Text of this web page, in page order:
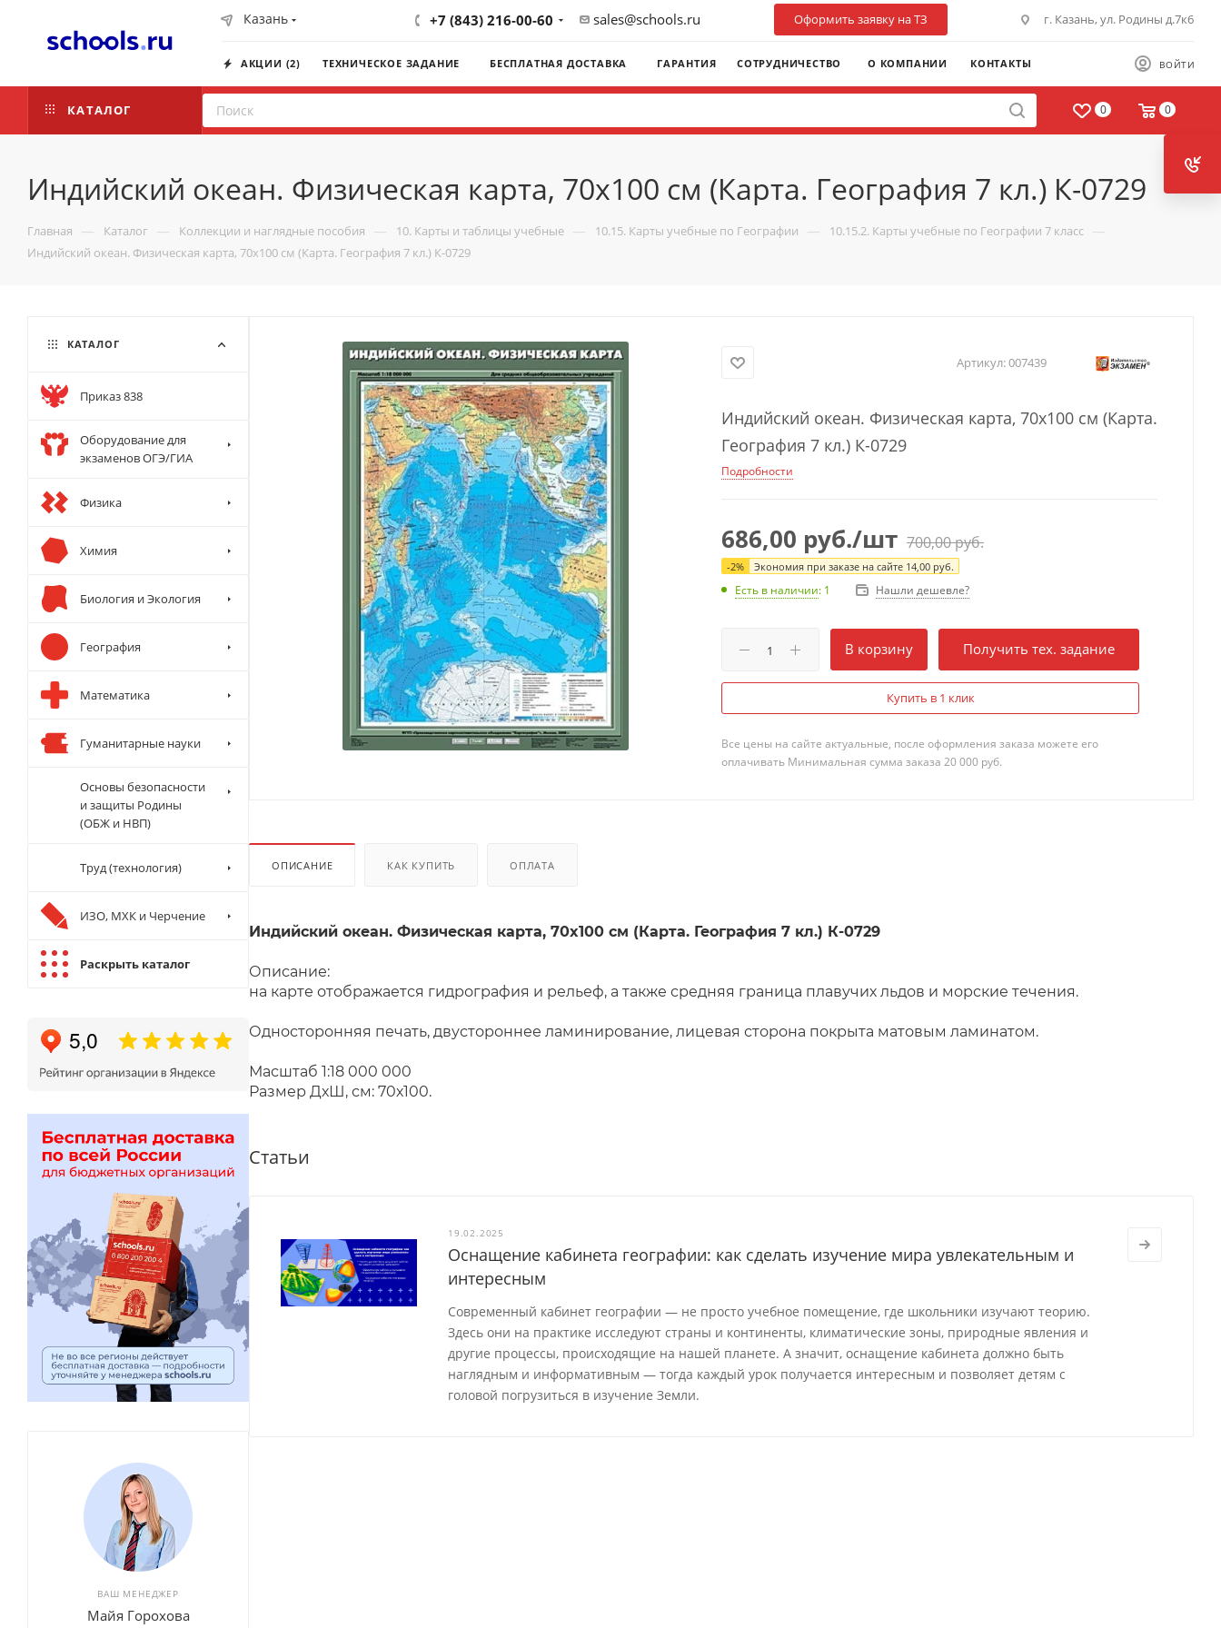
Казань +7 (843) 216-00-60 sales@schools.ru Оформить заявку на ТЗ г. Казань, ул. Родины д.7к6
ВОЙТИ
АКЦИИ (2) ТЕХНИЧЕСКОЕ ЗАДАНИЕ БЕСПЛАТНАЯ ДОСТАВКА ГАРАНТИЯ СОТРУДНИЧЕСТВО О КОМПАНИИ КОНТАКТЫ
0 0
КАТАЛОГ
Индийский океан. Физическая карта, 70x100 см (Карта. География 7 кл.) К-0729
Главная — Каталог — Коллекции и наглядные пособия — 10. Карты и таблицы учебные — 10.15. Карты учебные по Географии — 10.15.2. Карты учебные по Географии 7 класс —
Индийский океан. Физическая карта, 70x100 см (Карта. География 7 кл.) К-0729
Артикул:007439
Индийский океан. Физическая карта, 70x100 см (Карта.
География 7 кл.) К-0729
Подробности
686,00 руб./шт 700,00руб.
-2% Экономия при заказе на сайте 14,00 руб.
Есть в наличии: 1 Нашли дешевле?
В корзину Получить тех. задание
Купить в 1 клик
Все цены на сайте актуальные, после оформления заказа можете его
оплачивать Минимальная сумма заказа 20 000 руб.
ОПИСАНИЕ КАК КУПИТЬ ОПЛАТА
Индийский океан. Физическая карта, 70x100 см (Карта. География 7 кл.) К-0729
Описание:
на карте отображается гидрография и рельеф, а также средняя граница плавучих льдов и морские течения.
Односторонняя печать, двустороннее ламинирование, лицевая сторона покрыта матовым ламинатом.
Масштаб 1:18 000 000
Размер ДхШ, см: 70х100.
Статьи
19.02.2025
Оснащение кабинета географии: как сделать изучение мира увлекательным и
интересным
Современный кабинет географии — не просто учебное помещение, где школьники изучают теорию.
Здесь они на практике исследуют страны и континенты, климатические зоны, природные явления и
другие процессы, происходящие на нашей планете. А значит, оснащение кабинета должно быть
наглядным и информативным — тогда каждый урок получается интересным и позволяет детям с
головой погрузиться в изучение Земли.
КАТАЛОГ
Приказ 838
Оборудование для
экзаменов ОГЭ/ГИА
Физика
Химия
Биология и Экология
География
Математика
Гуманитарные науки
Основы безопасности
и защиты Родины
(ОБЖ и НВП)
Труд (технология)
ИЗО, МХК и Черчение
Раскрыть каталог
ВАШ МЕНЕДЖЕР
Майя Горохова